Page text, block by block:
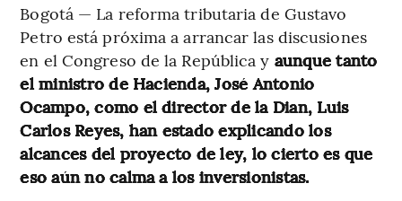
Bogotá — La reforma tributaria de Gustavo
Petro está próxima a arrancar las discusiones
en el Congreso de la República y aunque tanto
el ministro de Hacienda, José Antonio
Ocampo, como el director de la Dian, Luis
Carlos Reyes, han estado explicando los
alcances del proyecto de ley, lo cierto es que
eso aún no calma a los inversionistas.